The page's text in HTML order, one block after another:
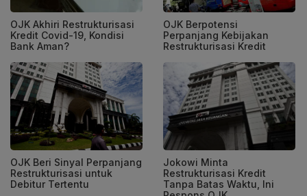
OJK Akhiri Restrukturisasi
Kredit Covid-19, Kondisi
Bank Aman?
OJK Berpotensi
Perpanjang Kebijakan
Restrukturisasi Kredit
OJK Beri Sinyal Perpanjang
Restrukturisasi untuk
Debitur Tertentu
Jokowi Minta
Restrukturisasi Kredit
Tanpa Batas Waktu, Ini